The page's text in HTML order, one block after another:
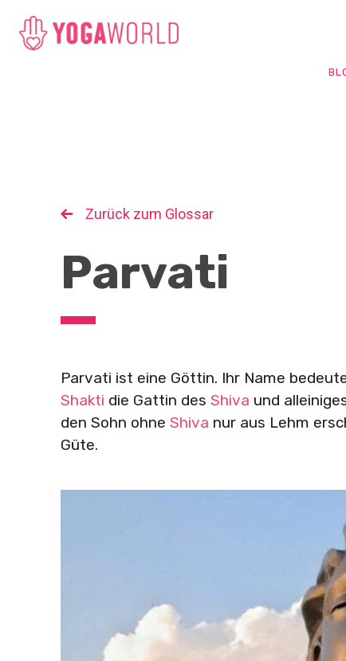
Zurück zum Glossar
Parvati
Parvati ist eine Göttin. Ihr Name
Shakti die Gattin des Shiva und
den Sohn ohne Shiva nur aus Lehm
Güte.